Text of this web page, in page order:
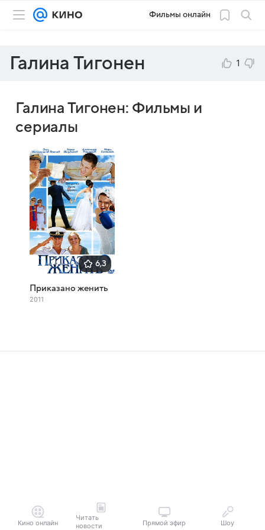
Фильмы онлайн
Галина Тигонен 1
Галина Тигонен: Фильмы и
сериалы
6,3
Приказано женить
2011
Кино онлайн
Читать
новости
Прямой эфир Шоу